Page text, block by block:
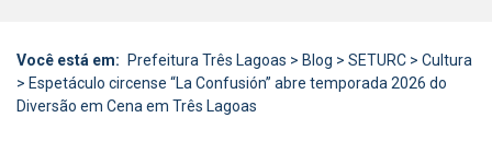
Você está em: Prefeitura Três Lagoas > Blog > SETURC > Cultura
> Espetáculo circense “La Confusión” abre temporada 2026 do
Diversão em Cena em Três Lagoas